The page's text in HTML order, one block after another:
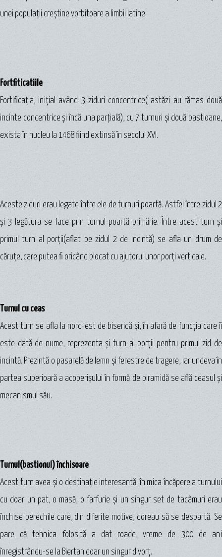
unei populaţii creştine vorbitoare a limbii latine.
Fortfiticatiile
Fortificaţia, iniţial având 3 ziduri concentrice( astăzi au rămas două
incinte concentrice şi încă una parţială), cu 7 turnuri şi două bastioane,
exista în nucleu la 1468 fiind extinsă în secolul XVI.
Aceste ziduri erau legate între ele de turnuri poartă. Astfel între zidul 2
şi 3 legătura se face prin turnul-poartă primărie. Între acest turn şi
primul turn al porţii(aflat pe zidul 2 de incintă) se afla un drum de
căruțe, care putea fi oricând blocat cu ajutorul unor porţi verticale.
Turnul cu ceas
Acest turn se afla la nord-est de biserică şi, în afară de funcţia care îi
este dată de nume, reprezenta şi turn al porţii pentru primul zid de
incintă. Prezintă o pasarelă de lemn şi ferestre de tragere, iar undeva în
partea superioară a acoperişului în formă de piramidă se află ceasul şi
mecanismul său.
Turnul(bastionul) închisoare
Acest turn avea şi o destinaţie interesantă: în mica încăpere a turnului
cu doar un pat, o masă, o farfurie şi un singur set de tacâmuri erau
închise perechile care, din diferite motive, doreau să se despartă. Se
pare că tehnica folosită a dat roade, vreme de 300 de ani
înregistrându-se la Biertan doar un singur divorţ.